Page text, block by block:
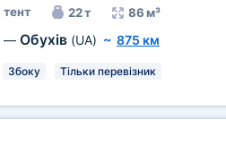
тент 22 т 86 м³
— Обухів (UA) ~ 875 км
Збоку Тільки перевізник